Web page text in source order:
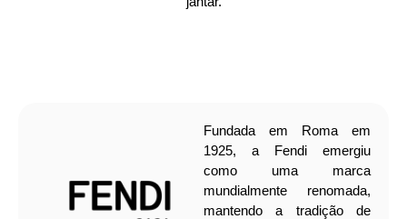
Fundada em Roma em
1925, a Fendi emergiu
como uma marca
mundialmente renomada,
mantendo a tradição de